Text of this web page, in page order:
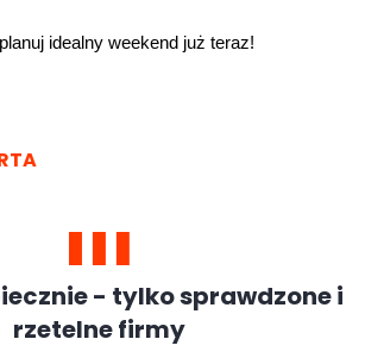
idealny weekend już teraz!
- tylko sprawdzone i
rzetelne firmy